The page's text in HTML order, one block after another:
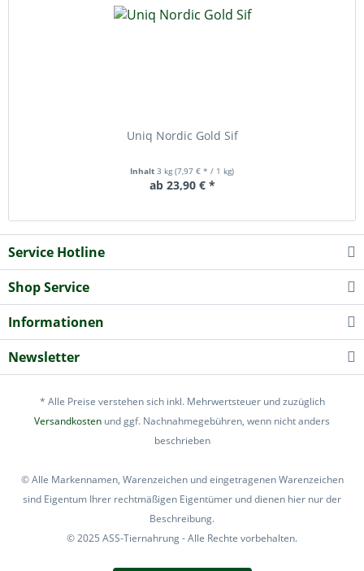
Uniq Nordic Gold Sif
Inhalt 3 kg (7,97 € * / 1 kg)
ab 23,90 € *
Service Hotline
Shop Service
Informationen
Newsletter
* Alle Preise verstehen sich inkl. Mehrwertsteuer und zuzüglich
Versandkosten und ggf. Nachnahmegebühren, wenn nicht anders
beschrieben
© Alle Markennamen, Warenzeichen und eingetragenen Warenzeichen
sind Eigentum Ihrer rechtmäßigen Eigentümer und dienen hier nur der
Beschreibung.
© 2025 ASS-Tiernahrung - Alle Rechte vorbehalten.